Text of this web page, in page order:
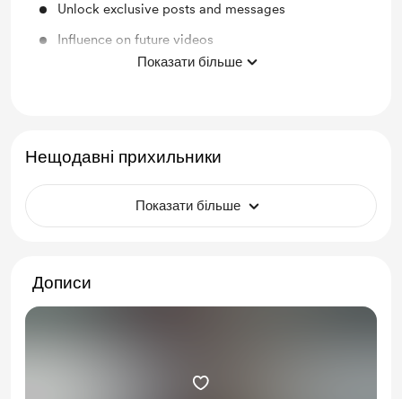
Unlock exclusive posts and messages
Influence on future videos
Behind the scenes content
Supporting me on a monthly basis
Показати більше
Нещодавні прихильники
Показати більше
Дописи